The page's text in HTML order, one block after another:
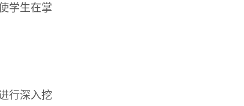
学生在掌
行深入挖